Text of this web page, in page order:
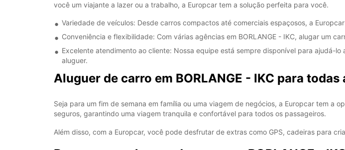
você um viajante a lazer ou a trabalho, a Europcar tem a solução perfeita para você.
Variedade de veículos: Desde carros compactos até comerciais espaçosos, a
Conveniência e flexibilidade: Com várias agências em BORLANGE - IKC, alugar um
Excelente atendimento ao cliente: Nossa equipe está sempre disponível para ajudá-
aluguer.
Aluguer de carro em BORLANGE - IKC para todas
Seja para um fim de semana em família ou uma viagem de negócios, a Europcar tem a
seguros, garantindo uma viagem tranquila e confortável para todos os passageiros.
Além disso, com a Europcar, você pode desfrutar de extras como GPS, cadeiras para